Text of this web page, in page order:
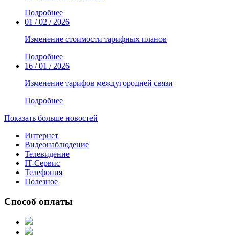
Подробнее
01 / 02 / 2026
Изменение стоимости тарифных планов
Подробнее
16 / 01 / 2026
Изменение тарифов междугородней связи
Подробнее
Показать больше новостей
Интернет
Видеонаблюдение
Телевидение
IT-Сервис
Телефония
Полезное
Способ оплаты